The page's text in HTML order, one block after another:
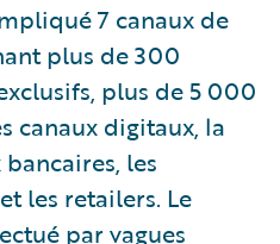
7 canaux de
plus de 300
plus de 5 000
canaux digitaux, la
les
les retailers. Le
par vagues